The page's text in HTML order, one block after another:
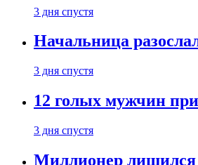
3 дня спустя
Начальница
3 дня спустя
12 голых мужчин
3 дня спустя
Миллионер лишился